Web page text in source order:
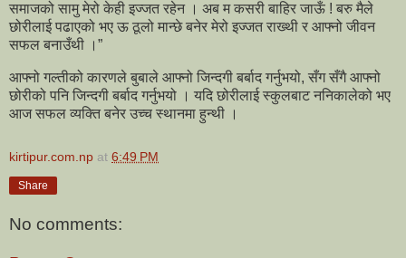
समाजको सामु मेरो केही इज्जत रहेन । अब म कसरी बाहिर जाऊँ ! बरु मैले
छोरीलाई पढाएको भए ऊ ठूलो मान्छे बनेर मेरो इज्जत राख्थी र आफ्नो जीवन
सफल बनाउँथी ।”
आफ्नो गल्तीको कारणले बुबाले आफ्नो जिन्दगी बर्बाद गर्नुभयो, सँग सँगै आफ्नो
छोरीको पनि जिन्दगी बर्बाद गर्नुभयो । यदि छोरीलाई स्कुलबाट ननिकालेको भए
आज सफल व्यक्ति बनेर उच्च स्थानमा हुन्थी ।
kirtipur.com.np at 6:49 PM
Share
No comments: